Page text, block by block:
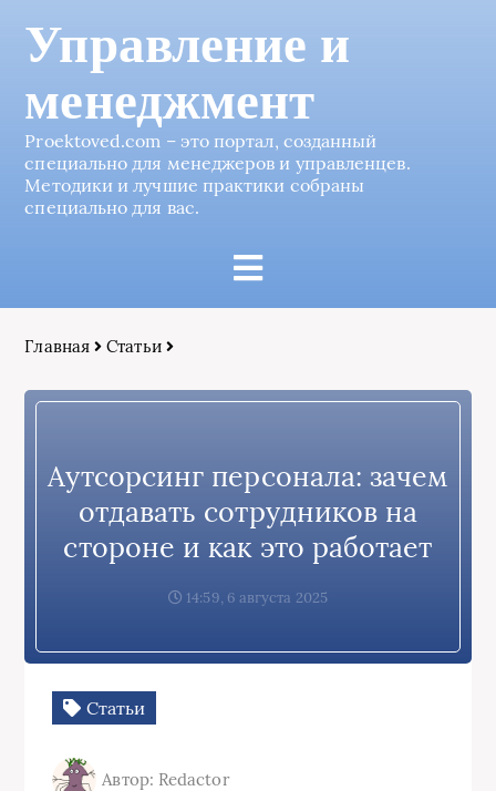
Управление и
менеджмент
Proektoved.com – это портал, созданный
специально для менеджеров и управленцев.
Методики и лучшие практики собраны
специально для вас.
Главная Статьи
Аутсорсинг персонала: зачем
отдавать сотрудников на
стороне и как это работает
14:59, 6 августа 2025
Статьи
Автор: Redactor